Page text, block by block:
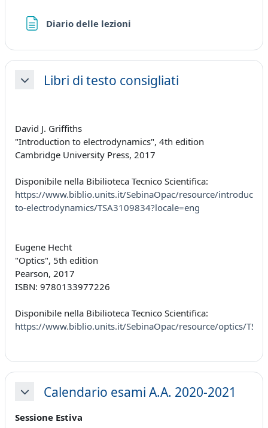
Diario delle lezioni
MinimizzaLibri di testo consigliati
David J. Griffiths
"Introduction to electrodynamics", 4th edition
Cambridge University Press, 2017
Disponibile nella Bibilioteca Tecnico Scientifica:
https://www.biblio.units.it/SebinaOpac/resource/
to-electrodynamics/TSA3109834?locale=eng
Eugene Hecht
"Optics", 5th edition
Pearson, 2017
ISBN: 9780133977226
Disponibile nella Bibilioteca Tecnico Scientifica:
https://www.biblio.units.it/SebinaOpac/resource/optics/
MinimizzaCalendario esami A.A. 2020-2021
Sessione Estiva